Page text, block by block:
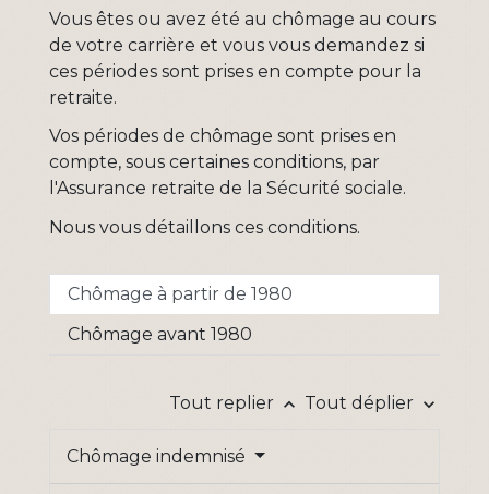
Vous êtes ou avez été au chômage au cours
de votre carrière et vous vous demandez si
ces périodes sont prises en compte pour la
retraite.
Vos périodes de chômage sont prises en
compte, sous certaines conditions, par
l'Assurance retraite de la Sécurité sociale.
Nous vous détaillons ces conditions.
Chômage à partir de 1980
Chômage avant 1980
Tout replier keyboard_arrow_up Tout déplier keyboard_arrow_down
Chômage indemnisé